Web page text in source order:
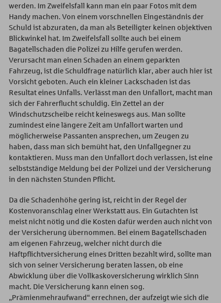
werden. Im Zweifelsfall kann man ein paar Fotos mit dem
Handy machen. Von einem vorschnellen Eingeständnis der
Schuld ist abzuraten, da man als Beteiligter keinen objektiven
Blickwinkel hat. Im Zweifelsfall sollte auch bei einem
Bagatellschaden die Polizei zu Hilfe gerufen werden.
Verursacht man einen Schaden an einem geparkten
Fahrzeug, ist die Schuldfrage natürlich klar, aber auch hier ist
Vorsicht geboten. Auch ein kleiner Lackschaden ist das
Resultat eines Unfalls. Verlässt man den Unfallort, macht man
sich der Fahrerflucht schuldig. Ein Zettel an der
Windschutzscheibe reicht keineswegs aus. Man sollte
zumindest eine längere Zeit am Unfallort warten und
möglicherweise Passanten ansprechen, um Zeugen zu
haben, dass man sich bemüht hat, den Unfallgegner zu
kontaktieren. Muss man den Unfallort doch verlassen, ist eine
selbstständige Meldung bei der Polizei und der Versicherung
in den nächsten Stunden Pflicht.
Da die Schadenhöhe gering ist, reicht in der Regel der
Kostenvoranschlag einer Werkstatt aus. Ein Gutachten ist
meist nicht nötig und die Kosten dafür werden auch nicht von
der Versicherung übernommen. Bei einem Bagatellschaden
am eigenen Fahrzeug, welcher nicht durch die
Haftpflichtversicherung eines Dritten bezahlt wird, sollte man
sich von seiner Versicherung beraten lassen, ob eine
Abwicklung über die Vollkaskoversicherung wirklich Sinn
macht. Die Versicherung kann einen sog.
„Prämienmehraufwand“ errechnen, der aufzeigt wie sich die